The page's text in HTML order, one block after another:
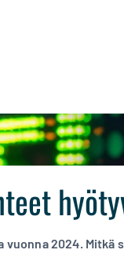
vuonna 2024.